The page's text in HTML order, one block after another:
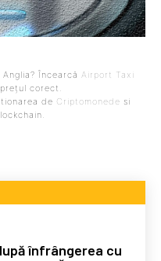
Încearcă Airport Taxi
corect.
de Criptomonede si
înfrângerea cu